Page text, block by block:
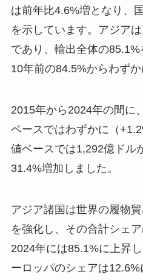
は前年比4.6%増となり、
を示しています。アジア
であり、輸出全体の
10年前の84.5%からわずか
2015年から2024年の間に
ベースではわずかに（
値ベースでは1,292億ドル
31.4%増加しました。
アジア諸国は世界の履物
を強化し、その合計シェ
2024年には85.1%に上昇
ーロッパのシェアは